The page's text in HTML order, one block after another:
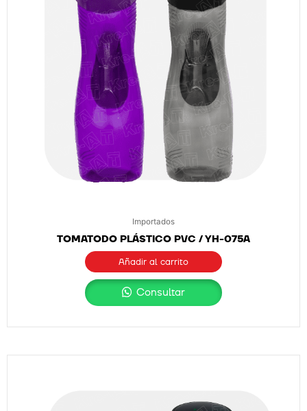
Importados
TOMATODO PLÁSTICO PVC / YH-075A
Añadir al carrito
Consultar